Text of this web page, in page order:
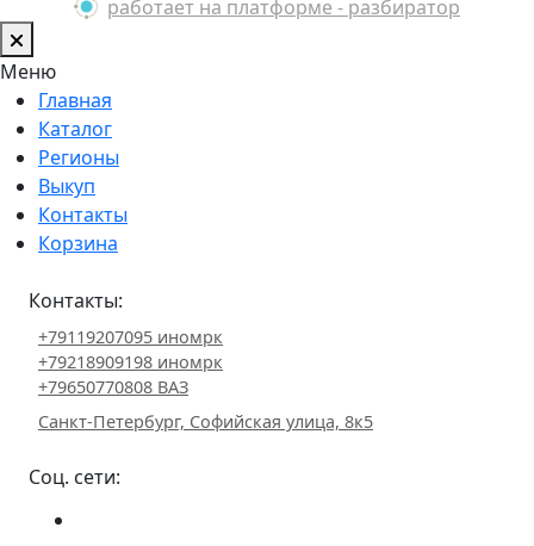
работает на платформе - разбиратор
Меню
Главная
Каталог
Регионы
Выкуп
Контакты
Корзина
Контакты:
+79119207095 иномрк
+79218909198 иномрк
+79650770808 ВАЗ
Санкт-Петербург, Софийская улица, 8к5
Соц. сети: